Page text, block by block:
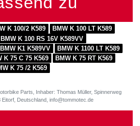
K 100/2 K589
BMW K 100 LT K589
BMW K 100 RS 16V K589VV
BMW K1 K589VV
BMW K 1100 LT K589
K 75 C 75 K569
BMW K 75 RT K569
K 75 /2 K569
Parts, Inhaber: Thomas Müller, Spinnerweg
Eitorf, Deutschland, info@tommotec.de